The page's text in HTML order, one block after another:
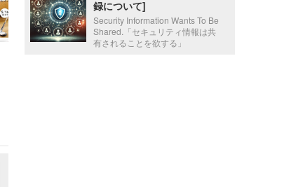
録について]
Security Information Wants To Be
Shared.「セキュリティ情報は共
有されることを欲する」